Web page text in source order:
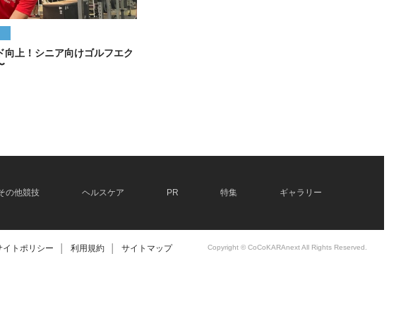
向上！シニア向けゴルフエク
の他競技 ヘルスケア PR 特集 ギャラリー
イトポリシー 利用規約 サイトマップ Copyright © CoCoKARAnext All Rights Reserved.